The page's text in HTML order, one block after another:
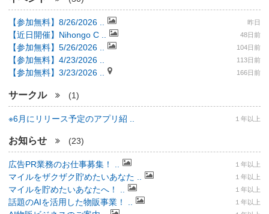
【参加無料】8/26/2026 .. 昨日
【近日開催】Nihongo C .. 48日前
【参加無料】5/26/2026 .. 104日前
【参加無料】4/23/2026 .. 113日前
【参加無料】3/23/2026 .. 166日前
サークル (1)
※6月にリリース予定のアプリ紹 .. １年以上
お知らせ (23)
広告PR業務のお仕事募集！ .. １年以上
マイルをザクザク貯めたいあなた .. １年以上
マイルを貯めたいあなたへ！ .. １年以上
話題のAIを活用した物販事業！ .. １年以上